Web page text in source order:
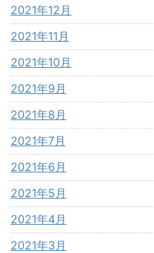
2021年12月
2021年11月
2021年10月
2021年9月
2021年8月
2021年7月
2021年6月
2021年5月
2021年4月
2021年3月